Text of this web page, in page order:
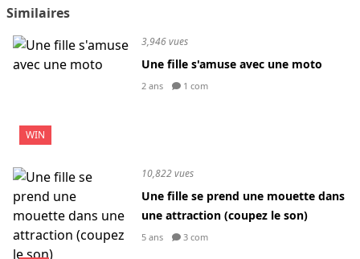
Similaires
WIN
3,946 vues
Une fille s'amuse avec une moto
2 ans 1 com
10,822 vues
Une fille se prend une mouette dans
une attraction (coupez le son)
5 ans 3 com